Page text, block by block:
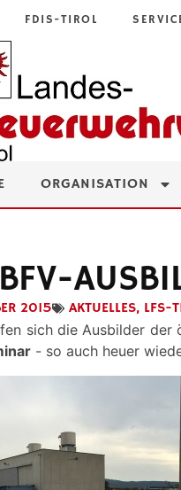
FDIS-TIROL
ORGANISATION
2015 AKTUELLES, LFS-
sich die Ausbilder der
- so auch heuer